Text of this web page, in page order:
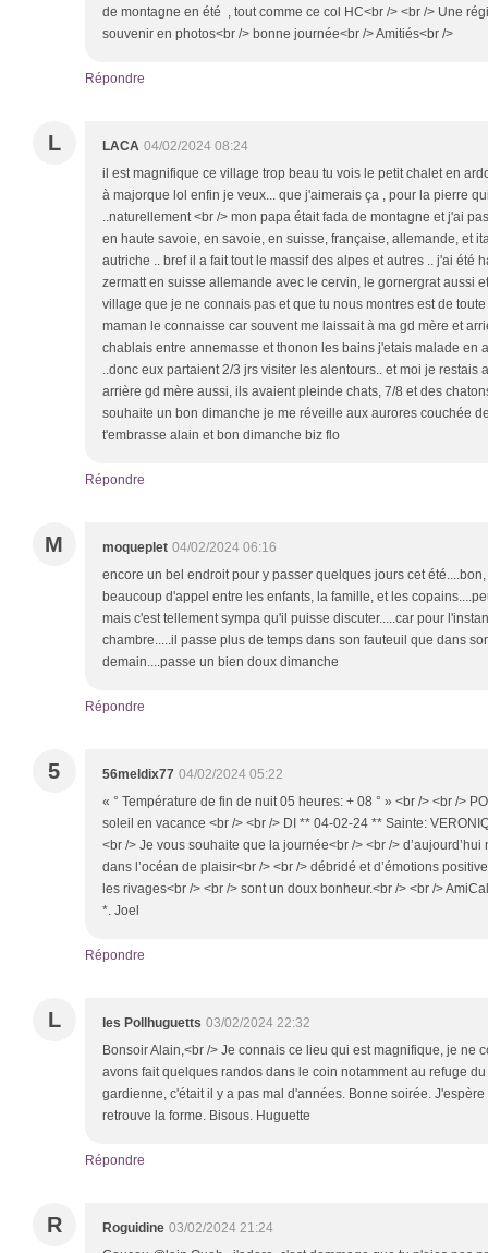
de montagne en été , tout comme ce col HC<br /> <br /> Une
souvenir en photos<br /> bonne journée<br /> Amitiés<br />
Répondre
L LACA 04/02/2024 08:24
il est magnifique ce village trop beau tu vois le petit chalet en
à majorque lol enfin je veux... que j'aimerais ça , pour la pierre
..naturellement <br /> mon papa était fada de montagne et j'ai
en haute savoie, en savoie, en suisse, française, allemande, et
autriche .. bref il a fait tout le massif des alpes et autres .. j'ai été
zermatt en suisse allemande avec le cervin, le gornergrat aussi
village que je ne connais pas et que tu nous montres est de
maman le connaisse car souvent me laissait à ma gd mère et
chablais entre annemasse et thonon les bains j'etais malade en
..donc eux partaient 2/3 jrs visiter les alentours.. et moi je restais
arrière gd mère aussi, ils avaient pleinde chats, 7/8 et des
souhaite un bon dimanche je me réveille aux aurores couchée
t'embrasse alain et bon dimanche biz flo
Répondre
M moqueplet 04/02/2024 06:16
encore un bel endroit pour y passer quelques jours cet
beaucoup d'appel entre les enfants, la famille, et les
mais c'est tellement sympa qu'il puisse discuter.....car pour
chambre.....il passe plus de temps dans son fauteuil que dans
demain....passe un bien doux dimanche
Répondre
5 56meldix77 04/02/2024 05:22
« ° Température de fin de nuit 05 heures: + 08 ° » <br /> <br />
soleil en vacance <br /> <br /> DI ** 04-02-24 ** Sainte:
<br /> Je vous souhaite que la journée<br /> <br /> d’aujourd’hui
dans l’océan de plaisir<br /> <br /> débridé et d’émotions
les rivages<br /> <br /> sont un doux bonheur.<br /> <br />
*. Joel
Répondre
L les Pollhuguetts 03/02/2024 22:32
Bonsoir Alain,<br /> Je connais ce lieu qui est magnifique, je ne
avons fait quelques randos dans le coin notamment au refuge
gardienne, c'était il y a pas mal d'années. Bonne soirée.
retrouve la forme. Bisous. Huguette
Répondre
R Roguidine 03/02/2024 21:24